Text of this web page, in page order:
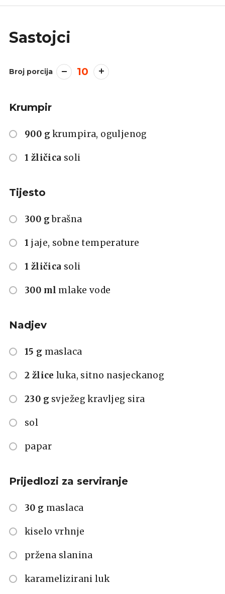
Sastojci
Broj porcija 10
Krumpir
900 g krumpira, oguljenog
1 žličica soli
Tijesto
300 g brašna
1 jaje, sobne temperature
1 žličica soli
300 ml mlake vode
Nadjev
15 g maslaca
2 žlice luka, sitno nasjeckanog
230 g svježeg kravljeg sira
sol
papar
Prijedlozi za serviranje
30 g maslaca
kiselo vrhnje
pržena slanina
karamelizirani luk